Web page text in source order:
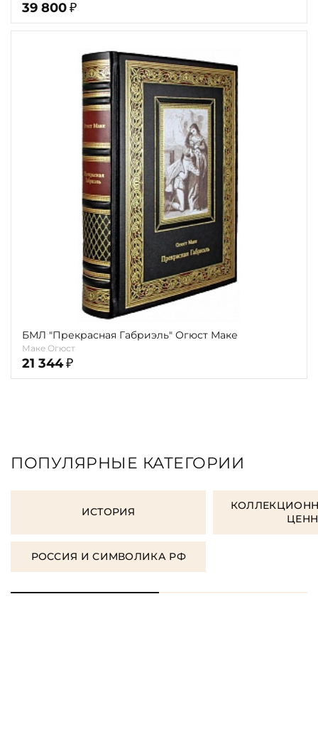
39 800 ₽
БМЛ "Прекрасная Габриэль" Огюст Маке
Маке Огюст
21 344 ₽
ПОПУЛЯРНЫЕ КАТЕГОРИИ
ИСТОРИЯ
РОССИЯ И СИМВОЛИКА РФ